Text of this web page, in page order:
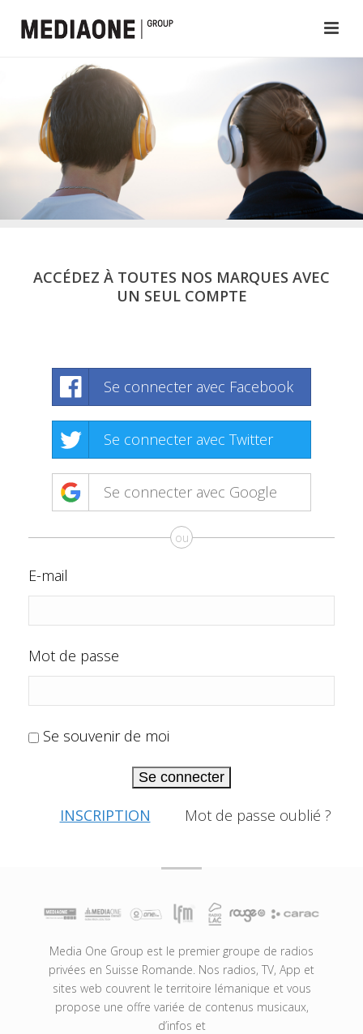
ACCÉDEZ À TOUTES NOS MARQUES AVEC
UN SEUL COMPTE
Se connecter avec Facebook
Se connecter avec Twitter
Se connecter avec Google
ou
E-mail
Mot de passe
Se souvenir de moi
Se connecter
INSCRIPTION Mot de passe oublié ?
Media One Group est le premier groupe de radios
privées en Suisse Romande. Nos radios, TV, App et
sites web couvrent le territoire lémanique et vous
propose une offre variée de contenus musicaux,
d’infos et